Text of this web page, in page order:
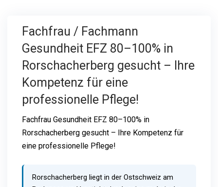
Fachfrau / Fachmann
Gesundheit EFZ 80–100% in
Rorschacherberg gesucht – Ihre
Kompetenz für eine
professionelle Pflege!
Fachfrau Gesundheit EFZ 80–100% in
Rorschacherberg gesucht – Ihre Kompetenz für
eine professionelle Pflege!
Rorschacherberg liegt in der Ostschweiz am